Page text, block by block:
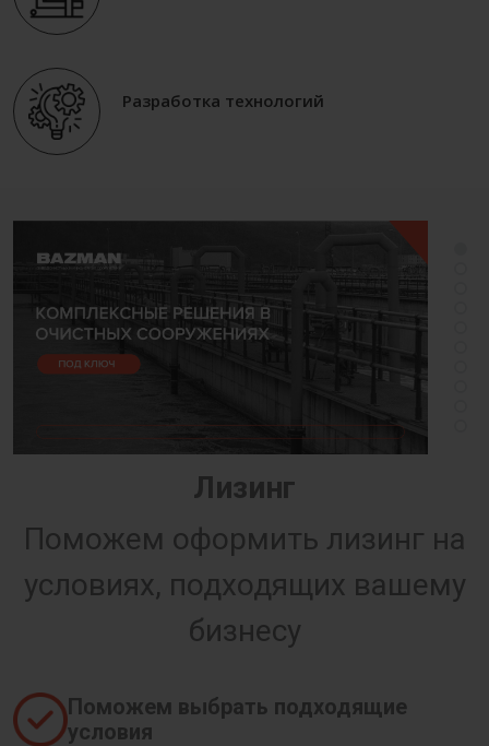
Разработка технологий
Лизинг
Поможем оформить лизинг на
условиях, подходящих вашему
бизнесу
Поможем выбрать подходящие
условия